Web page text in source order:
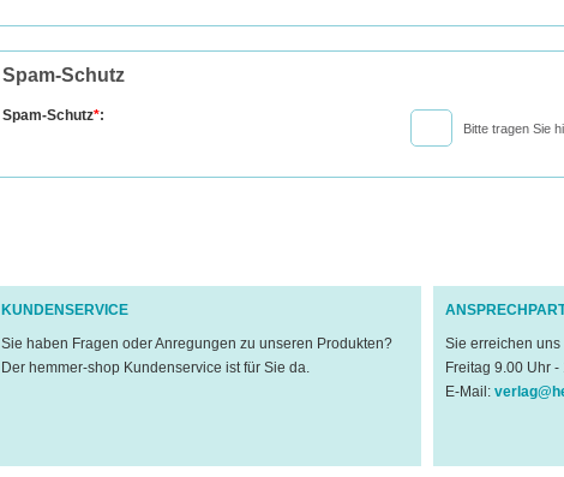
Spam-Schutz
Spam-Schutz*:
Bitte tragen Sie
KUNDENSERVICE
Sie haben Fragen oder Anregungen zu unseren Produkten?
Der hemmer-shop Kundenservice ist für Sie da.
Sie erreichen uns
Freitag 9.00 Uhr -
E-Mail: